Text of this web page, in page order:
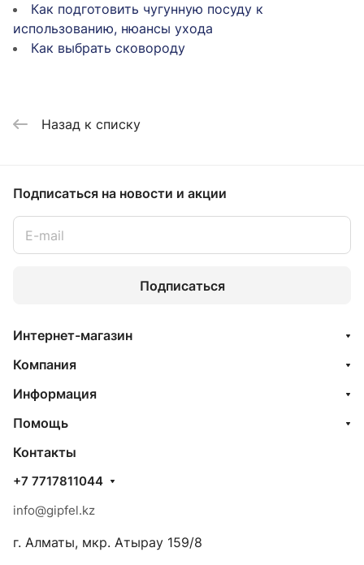
Как подготовить чугунную посуду к
использованию, нюансы ухода
Как выбрать сковороду
Назад к списку
Подписаться на новости и акции
Подписаться
Интернет-магазин
Компания
Информация
Помощь
Контакты
+7 7717811044
info@gipfel.kz
г. Алматы, мкр. Атырау 159/8